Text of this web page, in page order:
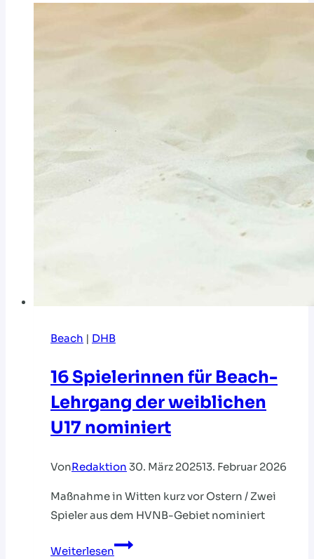
Beach | DHB
16 Spielerinnen für Beach-
Lehrgang der weiblichen
U17 nominiert
VonRedaktion 30. März 202513. Februar 2026
Maßnahme in Witten kurz vor Ostern / Zwei
Spieler aus dem HVNB-Gebiet nominiert
Weiterlesen
16